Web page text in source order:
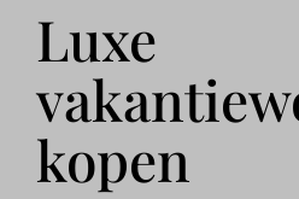
Luxe
kopen